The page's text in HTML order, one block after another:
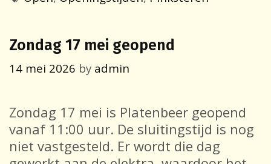
Zondag 17 mei geopend
14 mei 2026 by admin
Zondag 17 mei is Platenbeer geopend
vanaf 11:00 uur. De sluitingstijd is nog
niet vastgesteld. Er wordt die dag